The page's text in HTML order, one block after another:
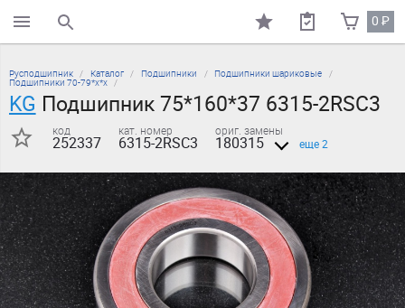
поиск по каталогу 0₽
Русподшипник Каталог Подшипники Подшипники шариковые
Подшипники 70-79*х*х
KG Подшипник 75*160*37 6315-2RSC3
код
252337
кат. номер
6315-2RSC3
ориг. замены
180315 еще 2